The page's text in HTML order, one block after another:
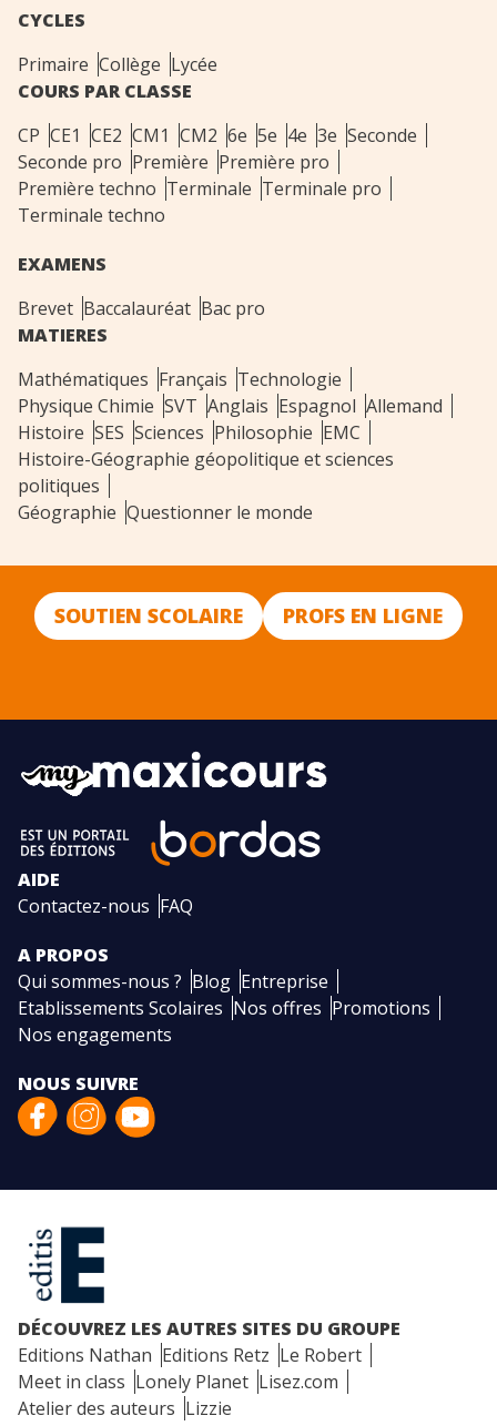
CYCLES
Primaire Collège Lycée
COURS PAR CLASSE
CP CE1 CE2 CM1 CM2 6e 5e 4e 3e Seconde
Seconde pro Première Première pro
Première techno Terminale Terminale pro
Terminale techno
EXAMENS
Brevet Baccalauréat Bac pro
MATIERES
Mathématiques Français Technologie
Physique Chimie SVT Anglais Espagnol Allemand
Histoire SES Sciences Philosophie EMC
Histoire-Géographie géopolitique et sciences
politiques
Géographie Questionner le monde
SOUTIEN SCOLAIRE PROFS EN LIGNE
AIDE
Contactez-nous FAQ
A PROPOS
Qui sommes-nous ? Blog Entreprise
Etablissements Scolaires Nos offres Promotions
Nos engagements
NOUS SUIVRE
DÉCOUVREZ LES AUTRES SITES DU GROUPE
Editions Nathan Editions Retz Le Robert
Meet in class Lonely Planet Lisez.com
Atelier des auteurs Lizzie